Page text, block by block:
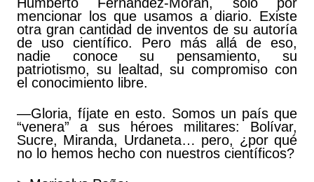
mencionar los que usamos a diario. Existe
otra gran cantidad de inventos de su autoría
de uso científico. Pero más allá de eso,
nadie conoce su pensamiento, su
patriotismo, su lealtad, su compromiso con
el conocimiento libre.
—Gloria, fíjate en esto. Somos un país que
“venera” a sus héroes militares: Bolívar,
Sucre, Miranda, Urdaneta… pero, ¿por qué
no lo hemos hecho con nuestros científicos?